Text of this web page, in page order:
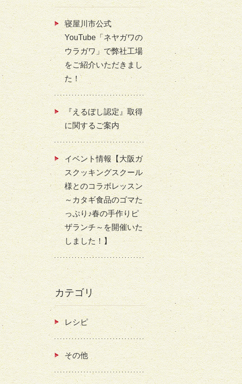
寝屋川市公式
YouTube「ネヤガワの
ウラガワ」で弊社工場
をご紹介いただきまし
た！
『えるぼし認定』取得
に関するご案内
イベント情報【大阪ガ
スクッキングスクール
様とのコラボレッスン
～カタギ食品のゴマた
っぷり♪春の手作りピ
ザランチ～を開催いた
しました！】
カテゴリ
レシピ
その他